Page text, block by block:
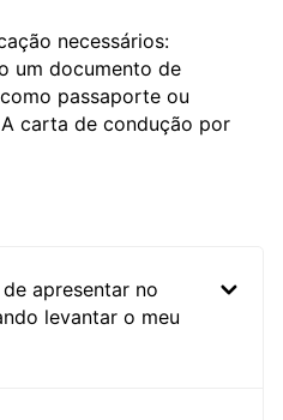
necessários:
um documento de
passaporte ou
carta de condução por
apresentar no
levantar o meu